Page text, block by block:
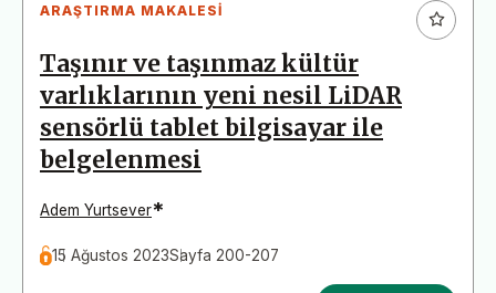
ARAŞTIRMA MAKALESI
Taşınır ve taşınmaz kültür
varlıklarının yeni nesil LiDAR
sensörlü tablet bilgisayar ile
belgelenmesi
Adem Yurtsever*
15 Ağustos 2023Sayfa 200-207